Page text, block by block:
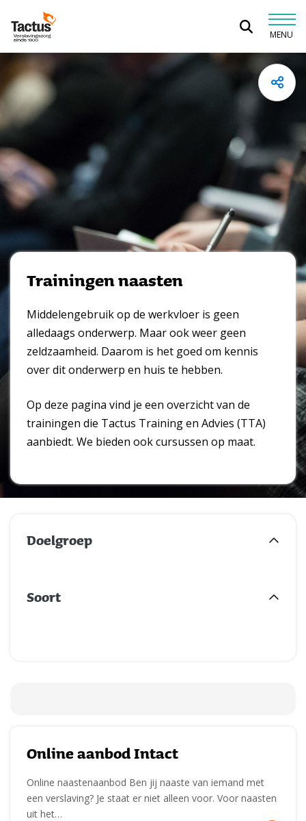
Spring naar content
Tactus Verslavingszorg
MENU
Trainingen naasten
Middelengebruik op de werkvloer is geen
alledaags onderwerp. Maar ook weer geen
zeldzaamheid. Daarom is het goed om kennis
over dit onderwerp en huis te hebben.
Op deze pagina vind je een overzicht van de
trainingen die Tactus Training en Advies (TTA)
aanbiedt. We bieden ook cursussen op maat.
Doelgroep
Soort
Online aanbod Intact
Online naastenaanbod Ben jij naaste van iemand met
een verslaving? Je staat er niet alleen voor. Voor naasten
uit het…